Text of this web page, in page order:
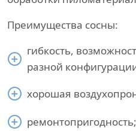
Преимущества сосны:
гибкость,
разной
хорошая
ремонтопригодность;